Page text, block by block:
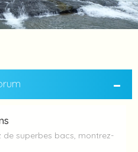
de superbes bacs, montrez-